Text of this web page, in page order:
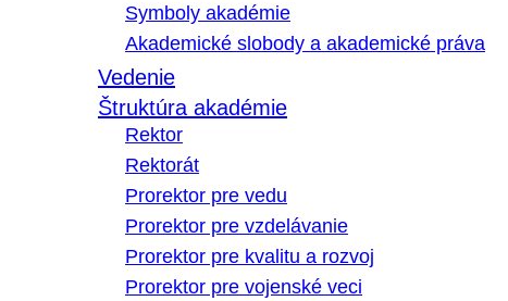
Symboly akadémie
Akademické slobody a akademické práva
Vedenie
Štruktúra akadémie
Rektor
Rektorát
Prorektor pre vedu
Prorektor pre vzdelávanie
Prorektor pre kvalitu a rozvoj
Prorektor pre vojenské veci